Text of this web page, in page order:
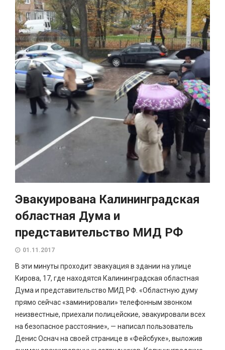
Эвакуирована Калининградская
областная Дума и
представительство МИД РФ
01.11.2017
В эти минуты проходит эвакуация в здании на улице
Кирова, 17, где находятся Калининградская областная
Дума и представительство МИД РФ. «Областную думу
прямо сейчас «заминировали» телефонным звонком
неизвестные, приехали полицейские, эвакуировали всех
на безопасное расстояние», — написал пользователь
Денис Оснач на своей странице в «Фейсбуке», выложив